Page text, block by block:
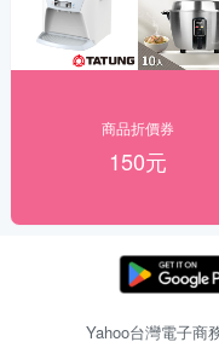
商品折價券
150元
Yahoo台灣電子商